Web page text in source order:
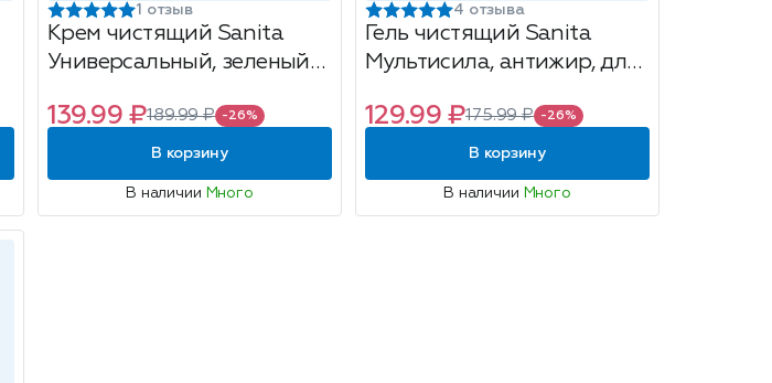
1 отзыв
Крем чистящий Sanita
Универсальный, зеленый
139.99 ₽189.99 ₽ -26%
В корзину
В наличии Много
4 отзыва
Гель чистящий Sanita
Мультисила, антижир, для
500г
129.99 ₽175.99 ₽ -26%
В корзину
В наличии Много